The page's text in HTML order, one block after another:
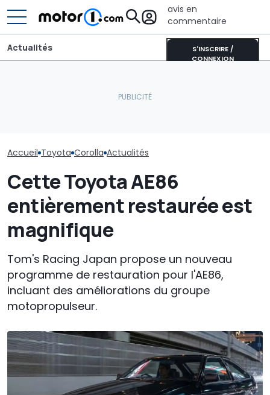
avis en
commentaire
S'INSCRIRE /
CONNEXION
Actualités
Accueil Toyota Corolla Actualités
Cette Toyota AE86
entièrement restaurée est
magnifique
Tom's Racing Japan propose un nouveau
programme de restauration pour l'AE86,
incluant des améliorations du groupe
motopropulseur.